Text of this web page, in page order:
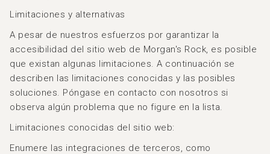
Limitaciones y alternativas
A pesar de nuestros esfuerzos por garantizar la
accesibilidad del sitio web de Morgan's Rock, es posible
que existan algunas limitaciones. A continuación se
describen las limitaciones conocidas y las posibles
soluciones. Póngase en contacto con nosotros si
observa algún problema que no figure en la lista.
Limitaciones conocidas del sitio web:
Enumere las integraciones de terceros, como